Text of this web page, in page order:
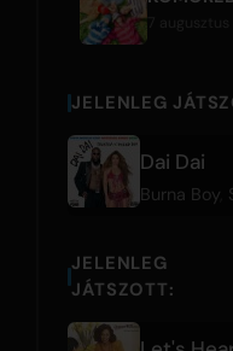
7 augusztus
JELENLEG
Dai Dai
Burna Boy
JELENLEG
JÁTSZOTT: